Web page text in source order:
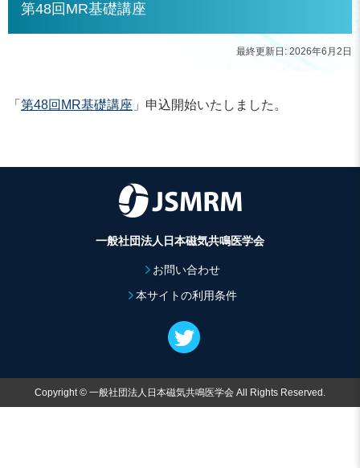
第48回MR基礎講座
最終更新日: 2026年6月2日
「 第48回MR基礎講座 」申込開始いたしました。
一般社団法人日本磁気共鳴医学会
お問い合わせ
本サイトの利用条件
Copyright © 一般社団法人日本磁気共鳴医学会 All Rights Reserved.